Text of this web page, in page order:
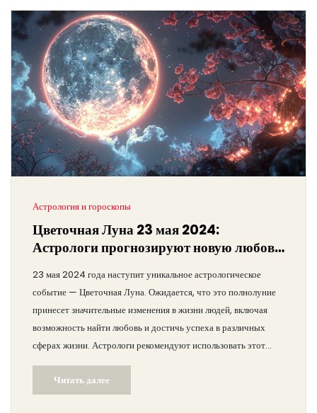
Астрология и гороскопы
Цветочная Луна 23 мая 2024:
Астрологи прогнозируют новую любовь
23 мая 2024 года наступит уникальное астрологическое
событие — Цветочная Луна. Ожидается, что это полнолуние
принесет значительные изменения в жизни людей, включая
возможность найти любовь и достичь успеха в различных
сферах жизни. Астрологи рекомендуют использовать этот
период для планирования будущего и укрепления личных и
профессиональных отношений.
Читать далее